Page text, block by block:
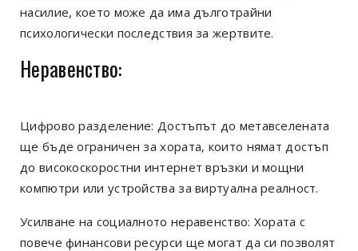
насилие, което може да има дълготрайни
психологически последствия за жертвите.
Неравенство:
Цифрово разделение: Достъпът до метавселената
ще бъде ограничен за хората, които нямат достъп
до високоскоростни интернет връзки и мощни
компютри или устройства за виртуална реалност.
Усилване на социалното неравенство: Хората с
повече финансови ресурси ще могат да си позволят